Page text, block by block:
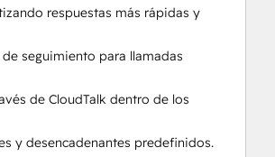
respuestas más rápidas y
seguimiento para llamadas
de CloudTalk dentro de los
y desencadenantes predefinidos.